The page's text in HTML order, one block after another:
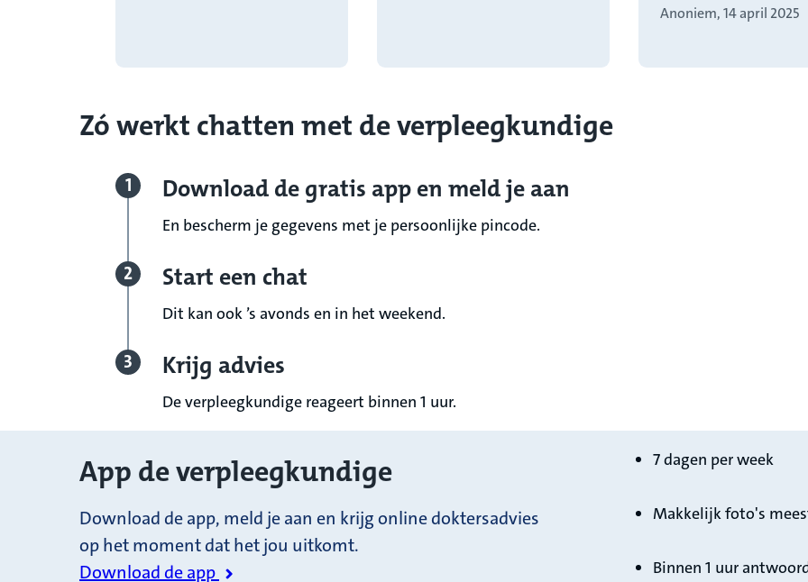
Anoniem, 14 april 2025
Zó werkt chatten met de verpleegkundige
Download de gratis app en meld je aan
En bescherm je gegevens met je persoonlijke pincode.
Start een chat
Dit kan ook ’s avonds en in het weekend.
Krijg advies
De verpleegkundige reageert binnen 1 uur.
App de verpleegkundige
Download de app, meld je aan en krijg online doktersadvies
op het moment dat het jou uitkomt.
Download de app
7 dagen per week
Makkelijk foto's
Binnen 1 uur